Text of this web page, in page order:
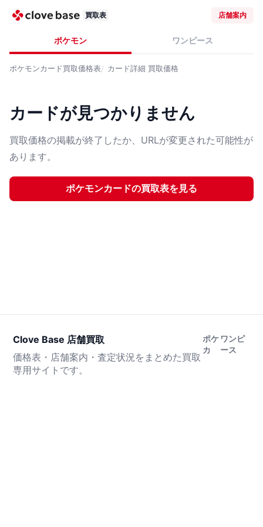
買取表 店舗案内
ポケモン ワンピース
ポケモンカード買取価格表 カード詳細 買取価格
カードが見つかりません
買取価格の掲載が終了したか、URLが変更された可能性が
あります。
ポケモンカードの買取表を見る
Clove Base 店舗買取
価格表・店舗案内・査定状況をまとめた買取
専用サイトです。
ポケ
カ
ワンピ
ース